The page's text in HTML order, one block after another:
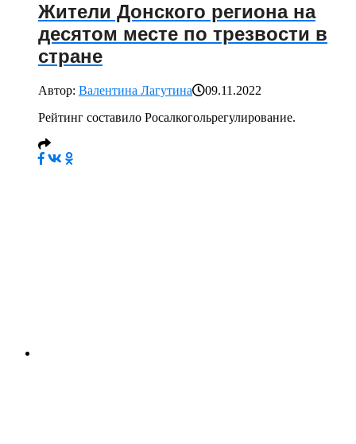
Жители Донского региона на
десятом месте по трезвости в
стране
Автор: Валентина Лагутина
09.11.2022
Рейтинг составило Росалкогольрегулирование.